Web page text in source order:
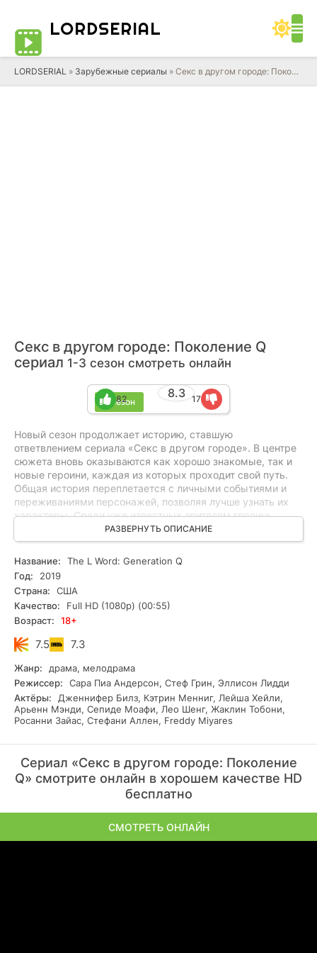
LORDSERIAL
LORDSERIAL » Зарубежные сериалы » Секс в другом городе: Поколение Q
Секс в другом городе: Поколение Q
сериал 1-3 сезон смотреть онлайн
3 сезон
8.3
82 17
Новый сезон продолжает историю, ставшую
ответвлением сериала «Секс в другом городе». В центре
сюжета вновь оказываются как хорошо знакомые, так и
новые героини, каждая из которых проходит свой путь.
Общая история переплетается с личными событиями и
переживаниями персонажей, позволяя лучше узнать их
характеры. Среди уже известных зрителям героинь
вновь появляются Бетт, Шейн и Элис, а вместе с ними в
повествование входят новые лица. Всем им предстоит
разобраться в собственных чувствах, взглядах и
желаниях, постепенно меняясь и открывая для себя
новые стороны жизни.
РАЗВЕРНУТЬ ОПИСАНИЕ
Название:
The L Word: Generation Q
Год:
2019
Страна:
США
Качество:
Full HD (1080p) (00:55)
Возраст:
18+
7.5 7.3
Жанр:
драма, мелодрама
Режиссер:
Сара Пиа Андерсон, Стеф Грин, Эллисон Лидди
Актёры:
Дженнифер Билз, Кэтрин Менниг, Лейша Хейли,
Арьенн Мэнди, Сепиде Моафи, Лео Шенг, Жаклин Тобони,
Росанни Зайас, Стефани Аллен, Freddy Miyares
Сериал «Секс в другом городе: Поколение
Q» смотрите онлайн в хорошем качестве HD
бесплатно
СМОТРЕТЬ ОНЛАЙН